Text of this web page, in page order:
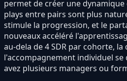
permet de créer une
plays entre pairs sont plus
stimule la progression, et le
nouveaux accéléré
au-dela de 4 SDR par cohorte, la
l'accompagnement individuel se
avez plusieurs managers ou